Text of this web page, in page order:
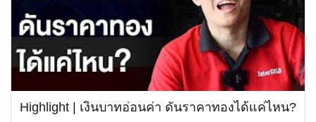
Highlight | เงินบาทอ่อนค่า ดันราคาทองได้แค่ไหน?